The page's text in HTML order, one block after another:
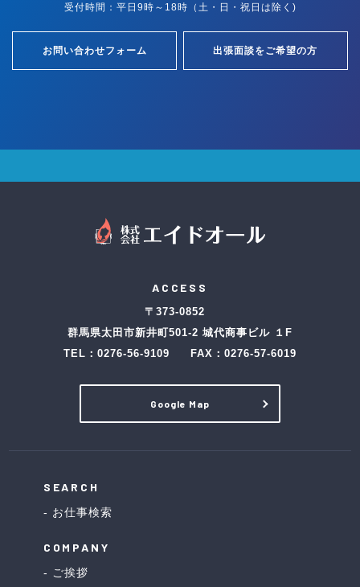
受付時間：平日9時～18時（土・日・祝日は除く)
お問い合わせフォーム 出張面談をご希望の方
ACCESS
〒373-0852
群馬県太田市新井町501-2 城代商事ビル １F
TEL： 0276-56-9109 FAX：0276-57-6019
Google Map
SEARCH
お仕事検索
COMPANY
ご挨拶